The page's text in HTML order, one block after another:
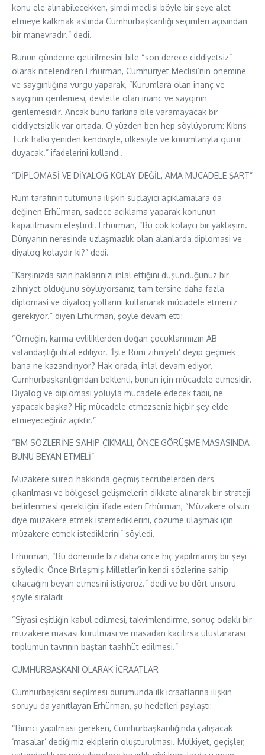
konu ele alınabilecekken, şimdi meclisi böyle bir şeye alet
etmeye kalkmak aslında Cumhurbaşkanlığı seçimleri açısından
bir manevradır.” dedi.
Bunun gündeme getirilmesini bile “son derece ciddiyetsiz”
olarak nitelendiren Erhürman, Cumhuriyet Meclisi’nin önemine
ve saygınlığına vurgu yaparak, “Kurumlara olan inanç ve
saygının gerilemesi, devletle olan inanç ve saygının
gerilemesidir. Ancak bunu farkına bile varamayacak bir
ciddiyetsizlik var ortada. O yüzden ben hep söylüyorum: Kıbrıs
Türk halkı yeniden kendisiyle, ülkesiyle ve kurumlarıyla gurur
duyacak.” ifadelerini kullandı.
“DİPLOMASİ VE DİYALOG KOLAY DEĞİL, AMA MÜCADELE ŞART”
Rum tarafının tutumuna ilişkin suçlayıcı açıklamalara da
değinen Erhürman, sadece açıklama yaparak konunun
kapatılmasını eleştirdi. Erhürman, “Bu çok kolaycı bir yaklaşım.
Dünyanın neresinde uzlaşmazlık olan alanlarda diplomasi ve
diyalog kolaydır ki?” dedi.
“Karşınızda sizin haklarınızı ihlal ettiğini düşündüğünüz bir
zihniyet olduğunu söylüyorsanız, tam tersine daha fazla
diplomasi ve diyalog yollarını kullanarak mücadele etmeniz
gerekiyor.” diyen Erhürman, şöyle devam etti:
“Örneğin, karma evliliklerden doğan çocuklarımızın AB
vatandaşlığı ihlal ediliyor. ‘İşte Rum zihniyeti’ deyip geçmek
bana ne kazandırıyor? Hak orada, ihlal devam ediyor.
Cumhurbaşkanlığından beklenti, bunun için mücadele etmesidir.
Diyalog ve diplomasi yoluyla mücadele edecek tabii, ne
yapacak başka? Hiç mücadele etmezseniz hiçbir şey elde
etmeyeceğiniz açıktır.”
“BM SÖZLERİNE SAHİP ÇIKMALI, ÖNCE GÖRÜŞME MASASINDA
BUNU BEYAN ETMELİ”
Müzakere süreci hakkında geçmiş tecrübelerden ders
çıkarılması ve bölgesel gelişmelerin dikkate alınarak bir strateji
belirlenmesi gerektiğini ifade eden Erhürman, “Müzakere olsun
diye müzakere etmek istemediklerini, çözüme ulaşmak için
müzakere etmek istediklerini” söyledi.
Erhürman, “Bu dönemde biz daha önce hiç yapılmamış bir şeyi
söyledik: Önce Birleşmiş Milletler’in kendi sözlerine sahip
çıkacağını beyan etmesini istiyoruz.” dedi ve bu dört unsuru
şöyle sıraladı:
“Siyasi eşitliğin kabul edilmesi, takvimlendirme, sonuç odaklı bir
müzakere masası kurulması ve masadan kaçılırsa uluslararası
toplumun tavrının baştan taahhüt edilmesi.”
CUMHURBAŞKANI OLARAK İCRAATLAR
Cumhurbaşkanı seçilmesi durumunda ilk icraatlarına ilişkin
soruyu da yanıtlayan Erhürman, şu hedefleri paylaştı:
“Birinci yapılması gereken, Cumhurbaşkanlığında çalışacak
‘masalar’ dediğimiz ekiplerin oluşturulması. Mülkiyet, geçişler,